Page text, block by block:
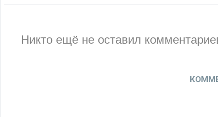
Никто ещё не оставил